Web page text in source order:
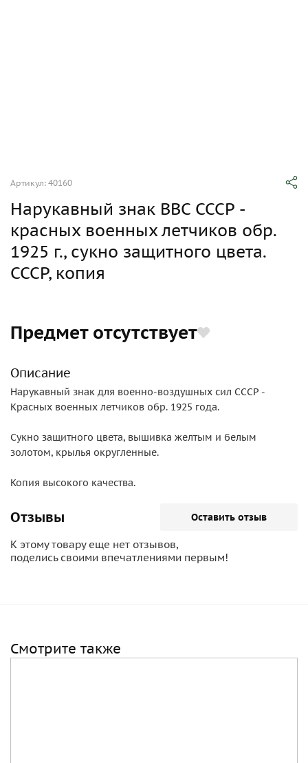
Артикул: 40160
Нарукавный знак ВВС СССР -
красных военных летчиков обр.
1925 г., сукно защитного цвета.
СССР, копия
Предмет отсутствует
Описание
Нарукавный знак для военно-воздушных сил СССР -
Красных военных летчиков обр. 1925 года.
Сукно защитного цвета, вышивка желтым и белым
золотом, крылья округленные.
Копия высокого качества.
Отзывы Оставить отзыв
К этому товару еще нет отзывов,
поделись своими впечатлениями первым!
Смотрите также